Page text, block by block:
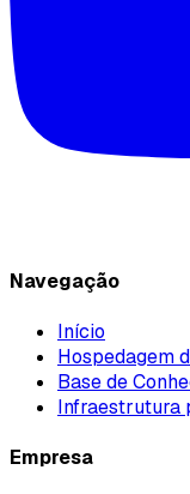
Navegação
Início
Hospedagem
Base de
Infraestrutura
Empresa